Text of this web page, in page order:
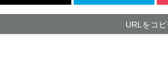
URLをコ